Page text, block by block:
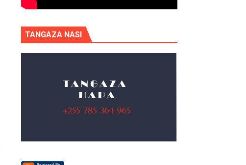
TANGAZA NASI